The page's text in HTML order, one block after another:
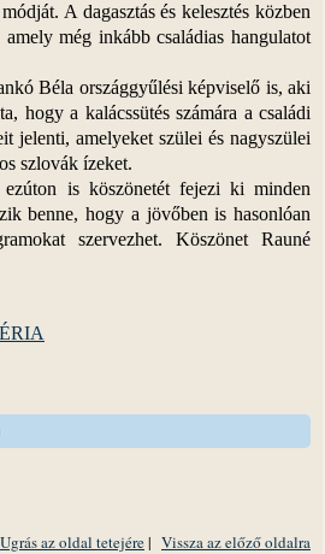
A dagasztás és kelesztés közben
még inkább családias hangulatot
Béla országgyűlési képviselő is, aki
hogy a kalácssütés számára a családi
jelenti, amelyeket szülei és nagyszülei
szlovák ízeket.
is köszönetét fejezi ki minden
benne, hogy a jövőben is hasonlóan
szervezhet. Köszönet Rauné
Ugrás az oldal tetejére| Vissza az előző oldalra